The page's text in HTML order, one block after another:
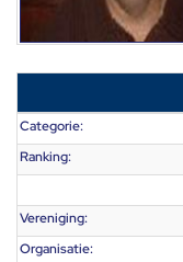
Categorie:
Ranking:
Vereniging:
Organisatie: